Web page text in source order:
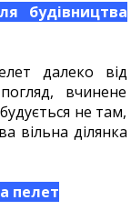
будівництва
далеко від
вчинене
не там,
вільна ділянка
пелет